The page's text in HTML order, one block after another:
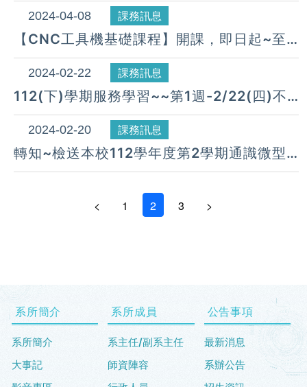
2024-04-08 課務訊息
【CNC工具機基礎課程】開課，即日起~至
113.4/16(二)截止報名
2024-02-22 課務訊息
​​​​​​​112(下)學期服務學習~~第1週-2/22(四)不
用打掃
2024-02-20 課務訊息
轉知~檢送本校112學年度第2學期通識微型
課程修課須知暨課程一覽表各1份。
< 1 2 3 >
系所簡介
系所簡介
大事記
系所成員
系主任/副系主任
師資陣容
公告事項
最新消息
系辦公告